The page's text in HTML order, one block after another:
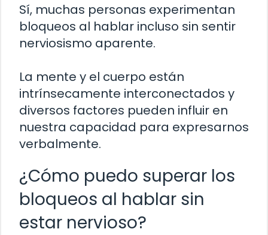
Sí, muchas personas experimentan
bloqueos al hablar incluso sin sentir
nerviosismo aparente.
La mente y el cuerpo están
intrínsecamente interconectados y
diversos factores pueden influir en
nuestra capacidad para expresarnos
verbalmente.
¿Cómo puedo superar los
bloqueos al hablar sin
estar nervioso?